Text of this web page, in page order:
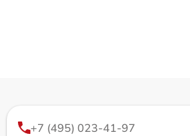
+7 (495) 023-41-97